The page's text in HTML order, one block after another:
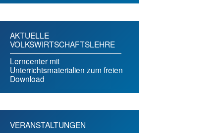
AKTUELLE
VOLKSWIRTSCHAFTSLEHRE
Lerncenter mit
Unterrichtsmaterialien zum freien
Download
VERANSTALTUNGEN